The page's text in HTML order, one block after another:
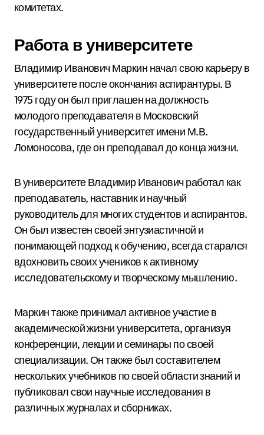
комитетах.
Работа в университете
Владимир Иванович Маркин начал свою карьеру в
университете после окончания аспирантуры. В
1975 году он был приглашен на должность
молодого преподавателя в Московский
государственный университет имени М.В.
Ломоносова, где он преподавал до конца жизни.
В университете Владимир Иванович работал как
преподаватель, наставник и научный
руководитель для многих студентов и аспирантов.
Он был известен своей энтузиастичной и
понимающей подход к обучению, всегда старался
вдохновить своих учеников к активному
исследовательскому и творческому мышлению.
Маркин также принимал активное участие в
академической жизни университета, организуя
конференции, лекции и семинары по своей
специализации. Он также был составителем
нескольких учебников по своей области знаний и
публиковал свои научные исследования в
различных журналах и сборниках.